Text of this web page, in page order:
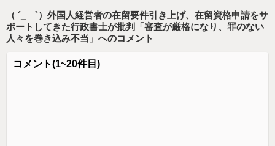
（ ´_ゝ`）外国人経営者の在留要件引き上げ、在留資格申請をサ
ポートしてきた行政書士が批判「審査が厳格になり、罪のない
人々を巻き込み不当」 へのコメント
コメント(1~20件目)